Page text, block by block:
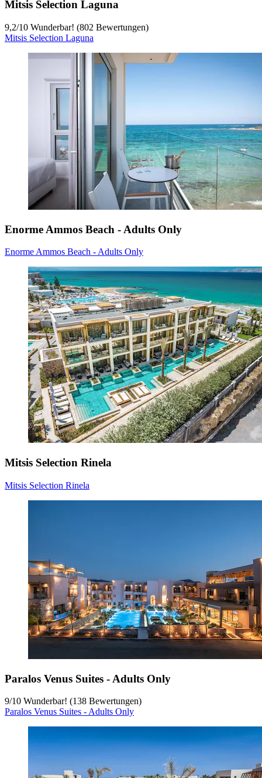
Mitsis Selection Laguna
9,2/10 Wunderbar! (802 Bewertungen)
Mitsis Selection Laguna
Enorme Ammos Beach - Adults Only
Enorme Ammos Beach - Adults Only
Mitsis Selection Rinela
Mitsis Selection Rinela
Paralos Venus Suites - Adults Only
9/10 Wunderbar! (138 Bewertungen)
Paralos Venus Suites - Adults Only